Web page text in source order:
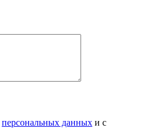
персональных данных и с